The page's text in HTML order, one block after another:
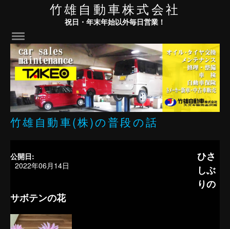
竹雄自動車株式会社
祝日・年末年始以外毎日営業！
竹雄自動車(株)の普段の話
公開日:
2022年06月14日
ひさ
しぶ
りの
サボテンの花